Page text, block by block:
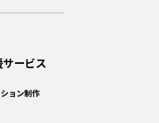
ービス
ョン制作